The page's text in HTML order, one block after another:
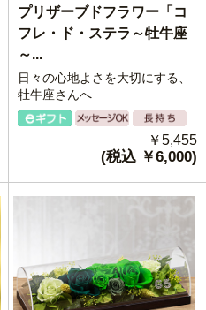
プリザーブドフラワー「コ
フレ・ド・ステラ～牡牛座
～...
日々の心地よさを大切にする、
牡牛座さんへ
￥5,455
(税込 ￥6,000)